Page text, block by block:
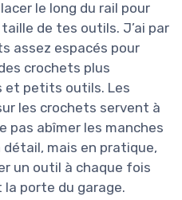
le long du rail pour
de tes outils. J’ai par
assez espacés pour
crochets plus
et petits outils. Les
les crochets servent à
pas abîmer les manches
détail, mais en pratique,
un outil à chaque fois
porte du garage.